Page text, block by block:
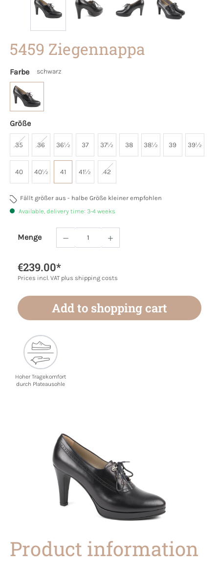
5459 Ziegennappa
Farbe schwarz
Größe
35 36 36½ 37 37½ 38 38½ 39 39½
40 40½ 41 41½ 42
Fällt größer aus - halbe Größe kleiner empfohlen
Available, delivery time: 3-4 weeks
Menge
Product Quantity: Enter the desired
€239.00*
Prices incl. VAT plus shipping costs
Add to shopping cart
Hoher Tragekomfort
durch Plateausohle
Product information